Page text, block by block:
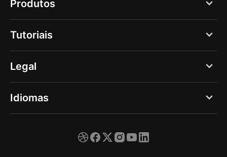
Quem somos
Vagas
Imprensa
Central de Ajuda
Central de Confiança
Produtos
PDF Expert
Documents
Spark
Calendars
Scanner Pro
Tutoriais
Fazer uma digitalização
Melhorar digitalizações
Escanear da galeria de fotos
Enviar um documento via fax
Legal
Aviso de Privacidade - Web
Aviso de Privacidade - App
Termos de Serviço
Idiomas